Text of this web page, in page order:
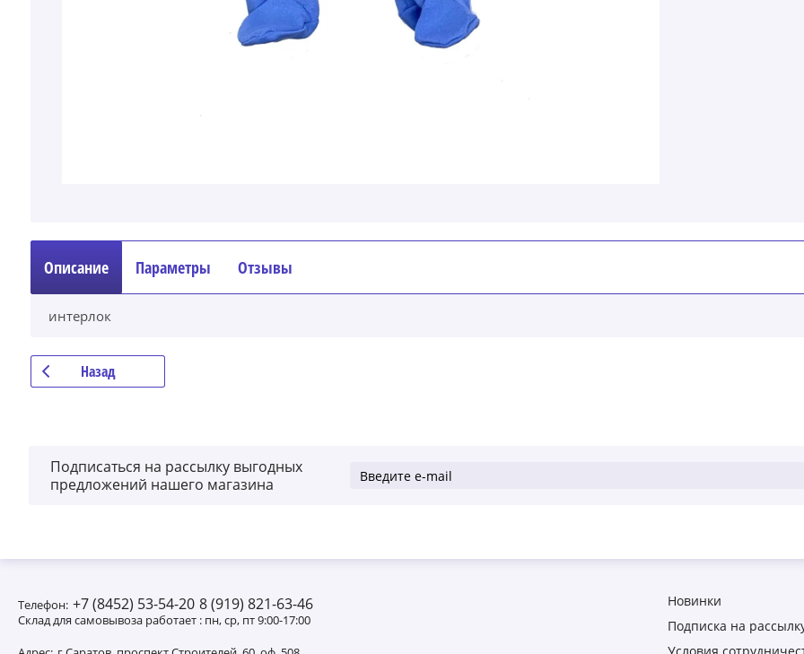
Описание Параметры Отзывы
интерлок
Назад
Подписаться на рассылку выгодных
предложений нашего магазина
Телефон: +7 (8452) 53-54-20 8 (919) 821-63-46
Склад для самовывоза работает : пн, ср, пт 9:00-17:00
Новинки
Подписка на